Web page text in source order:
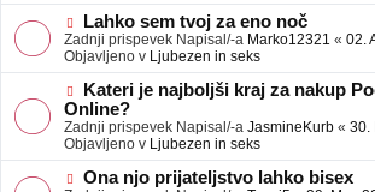
v
e
o
b
j
a
v
e
N
o
v
e
o
b
j
a
v
e
Lahko sem tvoj za eno noč
Zadnji prispevek Napisal/-a Marko12321 « 02.
Objavljeno v Ljubezen in seks
N
o
v
e
o
b
Kateri je najboljši kraj za nakup
Online?
Zadnji prispevek Napisal/-a JasmineKurb « 30.
Objavljeno v Ljubezen in seks
N
Ona njo prijateljstvo lahko bisex